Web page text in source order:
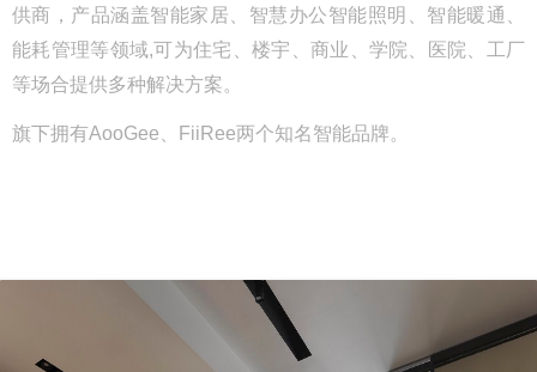
供商，产品涵盖智能家居、智慧办公智能照明、智能暖通、
能耗管理等领域,可为住宅、楼宇、商业、学院、医院、工厂
等场合提供多种解决方案。
旗下拥有AooGee、FiiRee两个知名智能品牌。